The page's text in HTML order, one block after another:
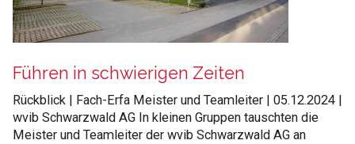
Führen in schwierigen Zeiten
Rückblick | Fach-Erfa Meister und Teamleiter | 05.12.2024 |
wvib Schwarzwald AG In kleinen Gruppen tauschten die
Meister und Teamleiter der wvib Schwarzwald AG an